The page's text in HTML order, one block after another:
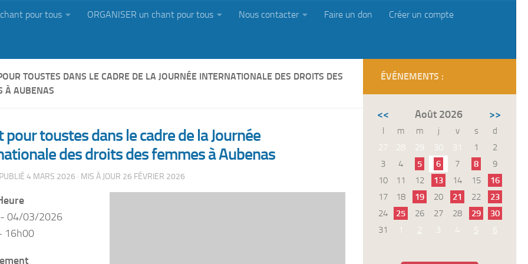
pour tous ORGANISER un chant pour tous Nous contacter Faire un don Créer un compte
TOUSTES DANS LE CADRE DE LA JOURNÉE INTERNATIONALE DES DROITS DES
À AUBENAS
pour toustes dans le cadre de la Journée
des droits des femmes à Aubenas
4 MARS 2026 · MIS À JOUR 26 FÉVRIER 2026
- 04/03/2026
16h00
ÉVÉNEMENTS :
<< Août 2026 >>
l m m j v s
d
27
28 29 30 31 1
2
3
4 5 6 7 8
9
10
11 12 13 14 15
16
17
18 19 20 21 22
23
24
25 26 27 28 29
30
31
1 2 3 4 5 6